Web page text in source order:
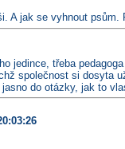
A jak se vyhnout psům.
jedince, třeba
společnost si dosyta
do otázky, jak to